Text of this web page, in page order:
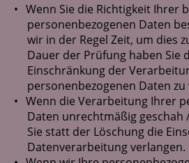
Wenn Sie die Richtigkeit Ihrer
personenbezogenen Daten
wir in der Regel Zeit, um dies
Dauer der Prüfung haben Sie
Einschränkung der
personenbezogenen Daten zu
Wenn die Verarbeitung Ihrer
Daten unrechtmäßig geschah
Sie statt der Löschung die
Datenverarbeitung verlangen.